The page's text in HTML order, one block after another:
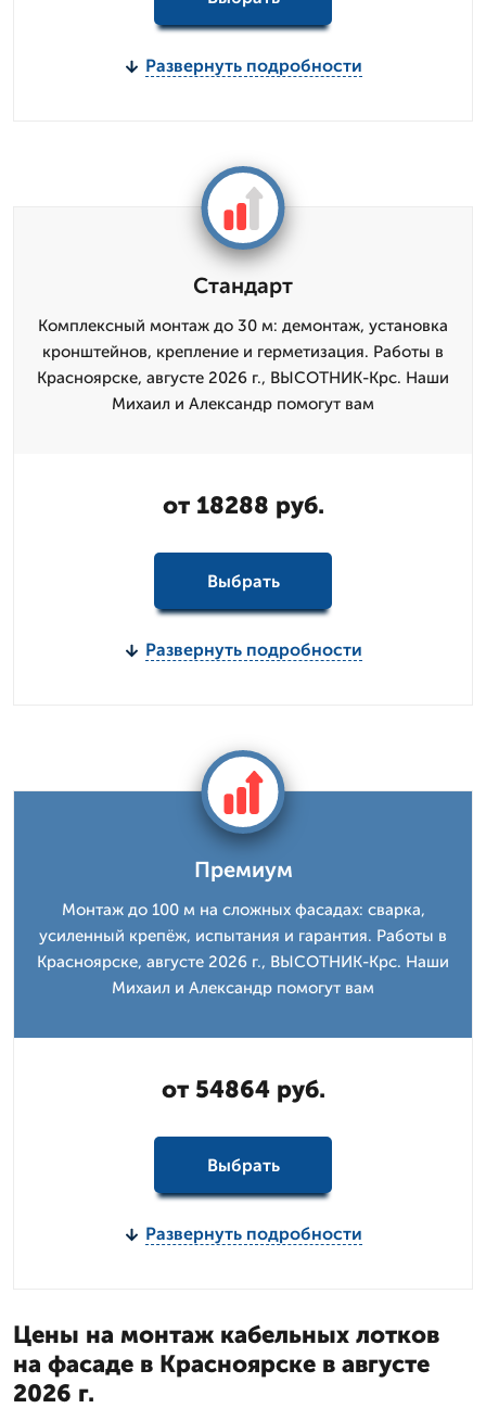
Развернуть подробности
Стандарт
Комплексный монтаж до 30 м: демонтаж, установка
кронштейнов, крепление и герметизация. Работы в
Красноярске, августе 2026 г., ВЫСОТНИК-Крс. Наши
Михаил и Александр помогут вам
от 18288 руб.
Выбрать
Развернуть подробности
Премиум
Монтаж до 100 м на сложных фасадах: сварка,
усиленный крепёж, испытания и гарантия. Работы в
Красноярске, августе 2026 г., ВЫСОТНИК-Крс. Наши
Михаил и Александр помогут вам
от 54864 руб.
Выбрать
Развернуть подробности
Цены на монтаж кабельных лотков
на фасаде в Красноярске в августе
2026 г.